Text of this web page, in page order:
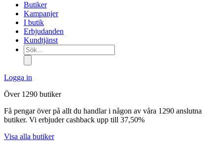
Butiker
Kampanjer
I butik
Erbjudanden
Kundtjänst
Sök...
Logga in
Över 1290 butiker
Få pengar över på allt du handlar i någon av våra 1290 anslutna
butiker. Vi erbjuder cashback upp till 37,50%
Visa alla butiker